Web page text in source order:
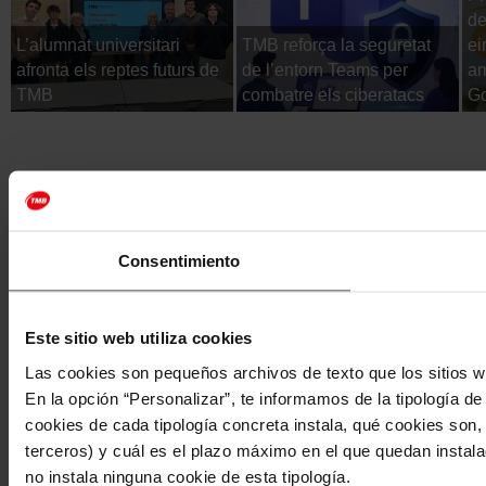
Consentimiento
Este sitio web utiliza cookies
Las cookies son pequeños archivos de texto que los sitios
En la opción “Personalizar”, te informamos de la tipología
cookies de cada tipología concreta instala, qué cookies
terceros) y cuál es el plazo máximo en el que quedan
no instala ninguna cookie de esta tipología.
L’alumnat universitari
afronta els reptes futurs de
TMB
TMB reforça la seguretat
de l’entorn Teams per
combatre els ciberatacs